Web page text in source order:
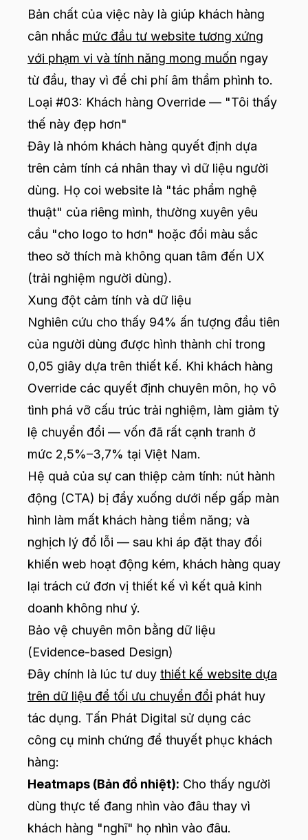
Bản chất của việc này là giúp khách hàng
cân nhắc mức đầu tư website tương xứng
với phạm vi và tính năng mong muốn ngay
từ đầu, thay vì để chi phí âm thầm phình to.
Loại #03: Khách hàng Override — "Tôi thấy
thế này đẹp hơn"
Đây là nhóm khách hàng quyết định dựa
trên cảm tính cá nhân thay vì dữ liệu người
dùng. Họ coi website là "tác phẩm nghệ
thuật" của riêng mình, thường xuyên yêu
cầu "cho logo to hơn" hoặc đổi màu sắc
theo sở thích mà không quan tâm đến UX
(trải nghiệm người dùng).
Xung đột cảm tính và dữ liệu
Nghiên cứu cho thấy 94% ấn tượng đầu tiên
của người dùng được hình thành chỉ trong
0,05 giây dựa trên thiết kế. Khi khách hàng
Override các quyết định chuyên môn, họ vô
tình phá vỡ cấu trúc trải nghiệm, làm giảm tỷ
lệ chuyển đổi — vốn đã rất cạnh tranh ở
mức 2,5%–3,7% tại Việt Nam.
Hệ quả của sự can thiệp cảm tính: nút hành
động (CTA) bị đẩy xuống dưới nếp gấp màn
hình làm mất khách hàng tiềm năng; và
nghịch lý đổ lỗi — sau khi áp đặt thay đổi
khiến web hoạt động kém, khách hàng quay
lại trách cứ đơn vị thiết kế vì kết quả kinh
doanh không như ý.
Bảo vệ chuyên môn bằng dữ liệu
(Evidence-based Design)
Đây chính là lúc tư duy thiết kế website dựa
trên dữ liệu để tối ưu chuyển đổi phát huy
tác dụng. Tấn Phát Digital sử dụng các
công cụ minh chứng để thuyết phục khách
hàng:
Heatmaps (Bản đồ nhiệt): Cho thấy người
dùng thực tế đang nhìn vào đâu thay vì
khách hàng "nghĩ" họ nhìn vào đâu.